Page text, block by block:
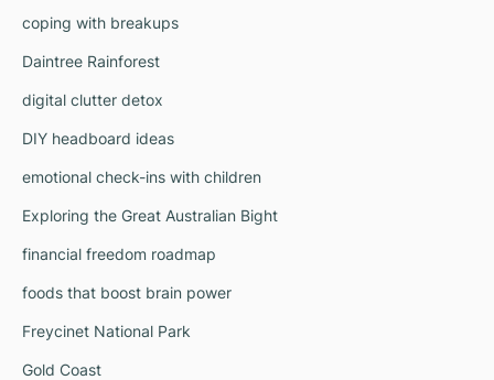
coping with breakups
Daintree Rainforest
digital clutter detox
DIY headboard ideas
emotional check-ins with children
Exploring the Great Australian Bight
financial freedom roadmap
foods that boost brain power
Freycinet National Park
Gold Coast